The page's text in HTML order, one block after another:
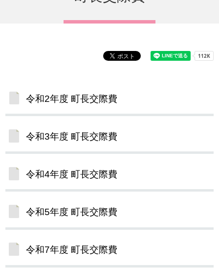
令和2年度 町長交際費
令和3年度 町長交際費
令和4年度 町長交際費
令和5年度 町長交際費
令和7年度 町長交際費